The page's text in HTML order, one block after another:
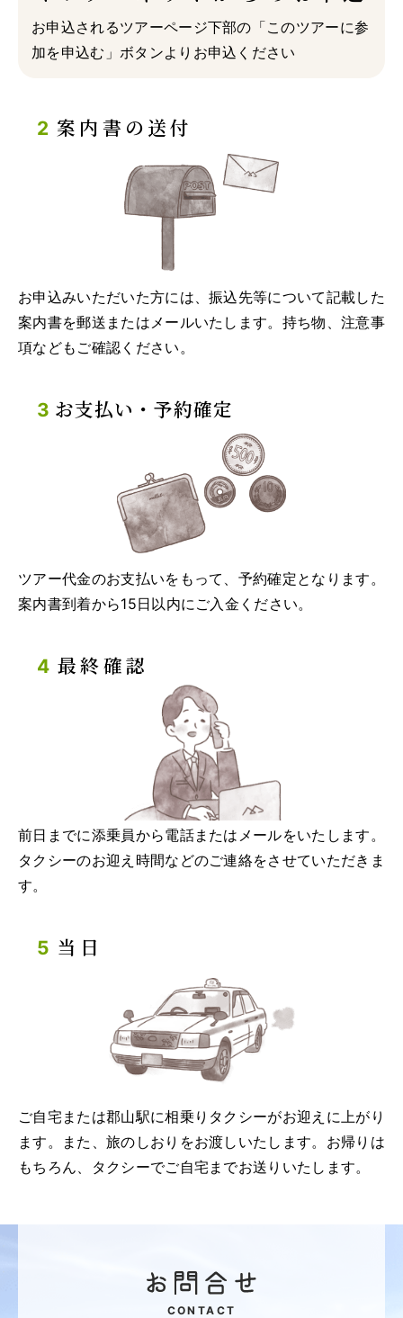
お申込されるツアーページ下部の「このツアーに参
加を申込む」ボタンよりお申込ください
案内書の送付
お申込みいただいた方には、振込先等について記載した
案内書を郵送またはメールいたします。持ち物、注意事
項などもご確認ください。
お支払い・予約確定
ツアー代金のお支払いをもって、予約確定となります。
案内書到着から15日以内にご入金ください。
最終確認
前日までに添乗員から電話またはメールをいたします。
タクシーのお迎え時間などのご連絡をさせていただきま
す。
当日
ご自宅または郡山駅に相乗りタクシーがお迎えに上がり
ます。また、旅のしおりをお渡しいたします。お帰りは
もちろん、タクシーでご自宅までお送りいたします。
CONTACT